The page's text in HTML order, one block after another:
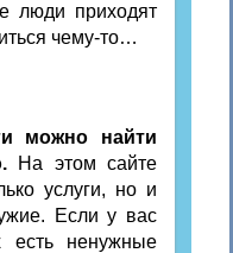
люди приходят
чему-то…
можно найти
На этом сайте
услуги, но и
Если у вас
ненужные